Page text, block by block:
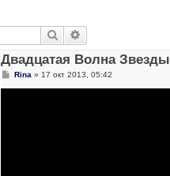
Поиск
Двадцатая Волна Звезды
СRina » 17 окт 2013, 05:42